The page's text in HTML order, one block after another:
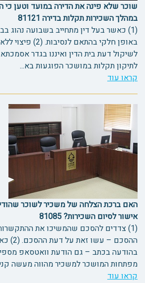
שוכר שלא פינה את הדירה במועד וטען כי
במהלך השכירות תקלות בדירה 81121
(1) כאשר בעל דין מתחייב בשבועה נהוג
באופן חלקי בהתאם
לתיקון תקלות במושכר הפוגעות בא...
קראו עוד
האם ברכת הצלחה של משכיר לשוכר
אישור לסיום השכירות? 81085
(1) צדדים להסכם שהמשיכו את
ההסכם
מפתחות המושכר למשכיר מהווה מעשה
קראו עוד